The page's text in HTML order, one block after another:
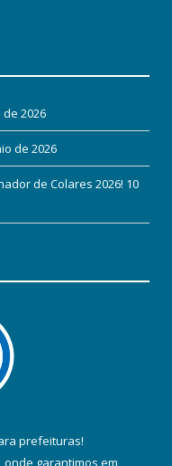
de 2026
de 2026
de Colares 2026! 10
prefeituras!
onde garantimos em